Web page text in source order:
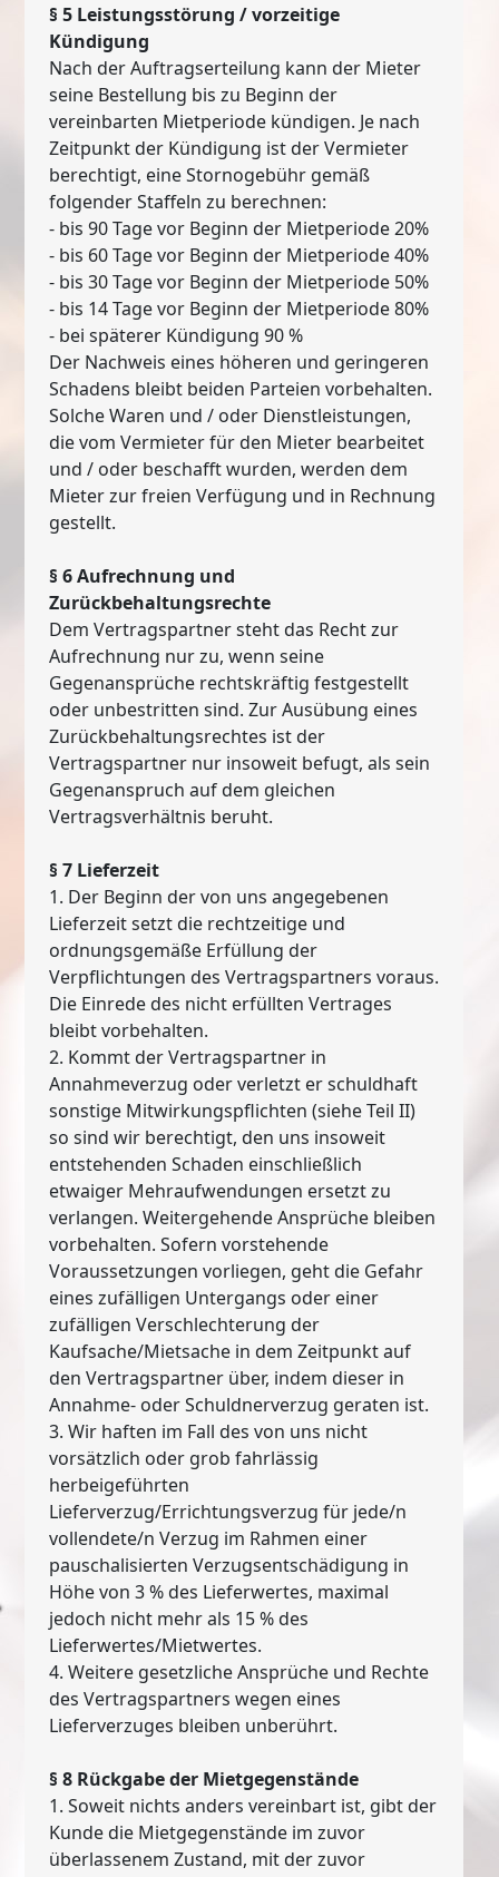
§ 5 Leistungsstörung / vorzeitige
Kündigung
Nach der Auftragserteilung kann der Mieter
seine Bestellung bis zu Beginn der
vereinbarten Mietperiode kündigen. Je nach
Zeitpunkt der Kündigung ist der Vermieter
berechtigt, eine Stornogebühr gemäß
folgender Staffeln zu berechnen:
- bis 90 Tage vor Beginn der Mietperiode 20%
- bis 60 Tage vor Beginn der Mietperiode 40%
- bis 30 Tage vor Beginn der Mietperiode 50%
- bis 14 Tage vor Beginn der Mietperiode 80%
- bei späterer Kündigung 90 %
Der Nachweis eines höheren und geringeren
Schadens bleibt beiden Parteien vorbehalten.
Solche Waren und / oder Dienstleistungen,
die vom Vermieter für den Mieter bearbeitet
und / oder beschafft wurden, werden dem
Mieter zur freien Verfügung und in Rechnung
gestellt.
§ 6 Aufrechnung und
Zurückbehaltungsrechte
Dem Vertragspartner steht das Recht zur
Aufrechnung nur zu, wenn seine
Gegenansprüche rechtskräftig festgestellt
oder unbestritten sind. Zur Ausübung eines
Zurückbehaltungsrechtes ist der
Vertragspartner nur insoweit befugt, als sein
Gegenanspruch auf dem gleichen
Vertragsverhältnis beruht.
§ 7 Lieferzeit
1. Der Beginn der von uns angegebenen
Lieferzeit setzt die rechtzeitige und
ordnungsgemäße Erfüllung der
Verpflichtungen des Vertragspartners voraus.
Die Einrede des nicht erfüllten Vertrages
bleibt vorbehalten.
2. Kommt der Vertragspartner in
Annahmeverzug oder verletzt er schuldhaft
sonstige Mitwirkungspflichten (siehe Teil II)
so sind wir berechtigt, den uns insoweit
entstehenden Schaden einschließlich
etwaiger Mehraufwendungen ersetzt zu
verlangen. Weitergehende Ansprüche bleiben
vorbehalten. Sofern vorstehende
Voraussetzungen vorliegen, geht die Gefahr
eines zufälligen Untergangs oder einer
zufälligen Verschlechterung der
Kaufsache/Mietsache in dem Zeitpunkt auf
den Vertragspartner über, indem dieser in
Annahme- oder Schuldnerverzug geraten ist.
3. Wir haften im Fall des von uns nicht
vorsätzlich oder grob fahrlässig
herbeigeführten
Lieferverzug/Errichtungsverzug für jede/n
vollendete/n Verzug im Rahmen einer
pauschalisierten Verzugsentschädigung in
Höhe von 3 % des Lieferwertes, maximal
jedoch nicht mehr als 15 % des
Lieferwertes/Mietwertes.
4. Weitere gesetzliche Ansprüche und Rechte
des Vertragspartners wegen eines
Lieferverzuges bleiben unberührt.
§ 8 Rückgabe der Mietgegenstände
1. Soweit nichts anders vereinbart ist, gibt der
Kunde die Mietgegenstände im zuvor
überlassenem Zustand, mit der zuvor